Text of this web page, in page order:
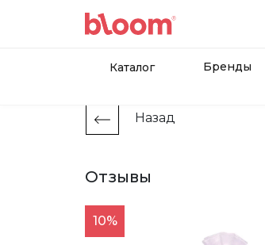
Каталог Бренды
Назад
Отзывы
10%